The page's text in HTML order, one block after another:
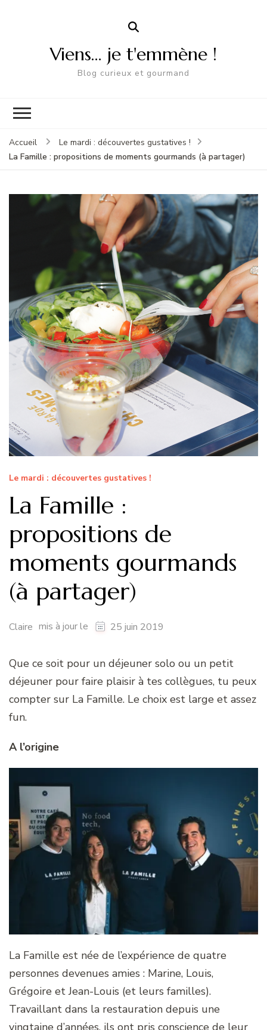
Viens… je t'emmène !
Blog curieux et gourmand
Accueil
Le mardi : découvertes gustatives !
La Famille : propositions de moments gourmands (à partager)
Le mardi : découvertes gustatives !
La Famille :
propositions de
moments gourmands
(à partager)
Claire mis à jour le 25 juin 2019
Que ce soit pour un déjeuner solo ou un petit
déjeuner pour faire plaisir à tes collègues, tu peux
compter sur La Famille. Le choix est large et assez
fun.
A l’origine
La Famille est née de l’expérience de quatre
personnes devenues amies : Marine, Louis,
Grégoire et Jean-Louis (et leurs familles).
Travaillant dans la restauration depuis une
vingtaine d’années, ils ont pris conscience de leur